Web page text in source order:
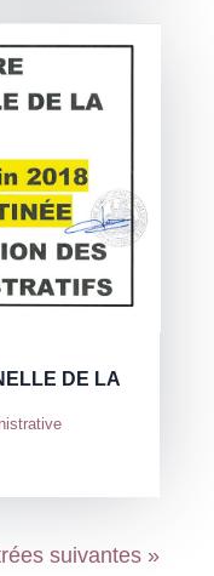
DE LA
suivantes »